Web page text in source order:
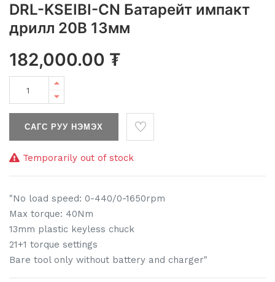
DRL-KSEIBI-CN Батарейт импакт
дрилл 20В 13мм
182,000.00 ₮
САГС РУУ НЭМЭХ
Temporarily out of stock
"No load speed: 0-440/0-1650rpm
Max torque: 40Nm
13mm plastic keyless chuck
21+1 torque settings
Bare tool only without battery and charger"